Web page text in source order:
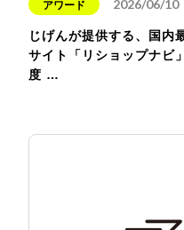
アワード 2026/06/10
じげんが提供する、国内
サイト「リショップナビ
度 …